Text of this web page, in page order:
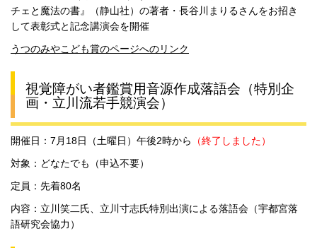
チェと魔法の書』（静山社）の著者・長谷川まりるさんをお招き
して表彰式と記念講演会を開催
うつのみやこども賞のページへのリンク
視覚障がい者鑑賞用音源作成落語会（特別企
画・立川流若手競演会）
開催日：7月18日（土曜日）午後2時から
（終了しました）
対象：どなたでも（申込不要）
定員：先着80名
内容：立川笑二氏、立川寸志氏特別出演による落語会（宇都宮落
語研究会協力）